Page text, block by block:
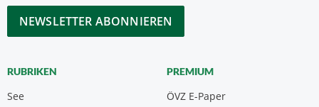
*
CAPTCHA
RUBRIKEN
See
PREMIUM
ÖVZ E-Paper